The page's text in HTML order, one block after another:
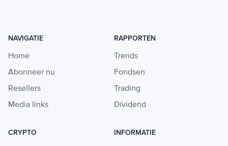
NAVIGATIE
Home
Abonneer nu
Resellers
Media links
RAPPORTEN
Trends
Fondsen
Trading
Dividend
CRYPTO INFORMATIE